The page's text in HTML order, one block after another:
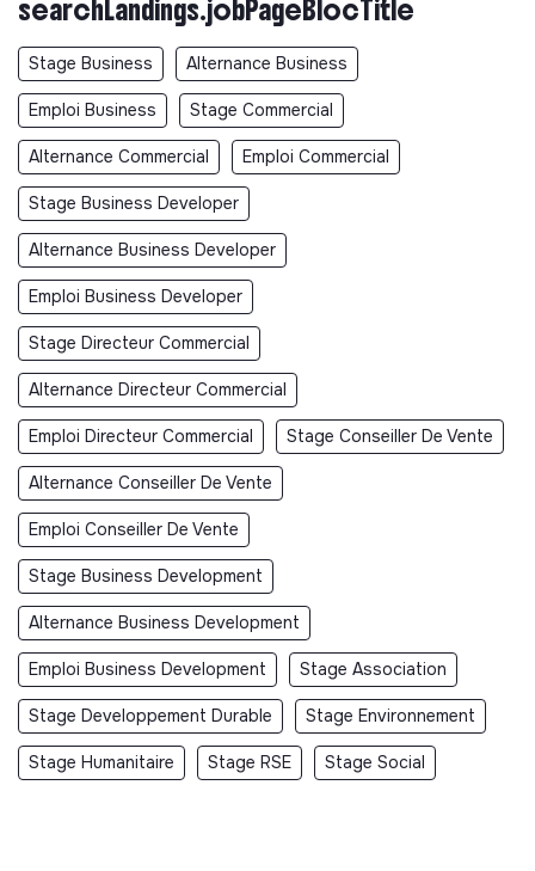
searchLandings.jobPageBlocTitle
Stage Business Alternance Business
Emploi Business Stage Commercial
Alternance Commercial Emploi Commercial
Stage Business Developer
Alternance Business Developer
Emploi Business Developer
Stage Directeur Commercial
Alternance Directeur Commercial
Emploi Directeur Commercial Stage Conseiller De Vente
Alternance Conseiller De Vente
Emploi Conseiller De Vente
Stage Business Development
Alternance Business Development
Emploi Business Development Stage Association
Stage Developpement Durable Stage Environnement
Stage Humanitaire Stage RSE Stage Social